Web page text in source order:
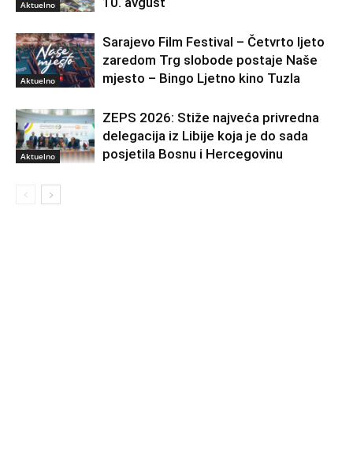
Aktuelno
Aktuelno
Sarajevo Film Festival – Četvrto ljeto
zaredom Trg slobode postaje Naše
mjesto – Bingo Ljetno kino Tuzla
Aktuelno
ZEPS 2026: Stiže najveća privredna
delegacija iz Libije koja je do sada
posjetila Bosnu i Hercegovinu